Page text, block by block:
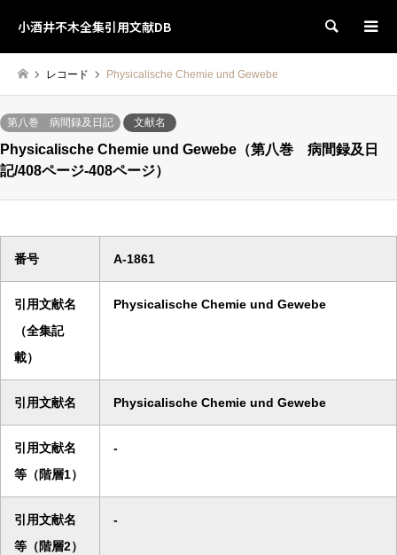
小酒井不木全集引用文献DB 検索
レコード Physicalische Chemie und Gewebe
第八巻 病間録及日記 文献名
Physicalische Chemie und Gewebe（第八巻 病間録及日
記/408ページ-408ページ）
番号 A-1861
引用文献名
（全集記
載）
Physicalische Chemie und Gewebe
引用文献名 Physicalische Chemie und Gewebe
引用文献名
等（階層1）
-
引用文献名
等（階層2）
-